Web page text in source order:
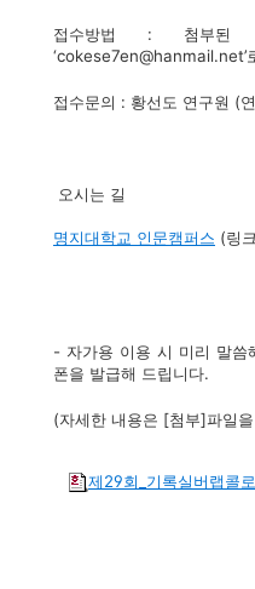
접수방법 : 첨부된 ‘
‘cokese7en@hanmail.net’
접수문의 : 황선도 연구원 (
오시는 길
명지대학교 인문캠퍼스 (링
- 자가용 이용 시 미리 말씀
폰을 발급해 드립니다.
(자세한 내용은 [첨부]파일
제29회_기록실버랩콜